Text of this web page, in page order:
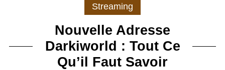
Streaming
Nouvelle Adresse
Darkiworld : Tout Ce
Qu’il Faut Savoir